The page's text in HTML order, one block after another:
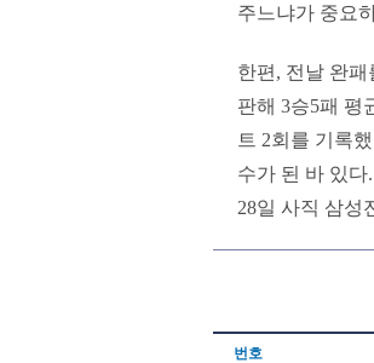
주느냐가 중요
한편, 전날 완
판해 3승5패 평
트 2회를 기록
수가 된 바 있
28일 사직 삼성
번호